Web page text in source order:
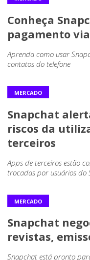
Conheça
pagamento
Aprenda como usar
contatos do telefone
MERCADO
Snapchat
riscos da
terceiros
Apps de terceiros estão
trocadas por usuários do
MERCADO
Snapchat
revistas,
Snapchat está pronto